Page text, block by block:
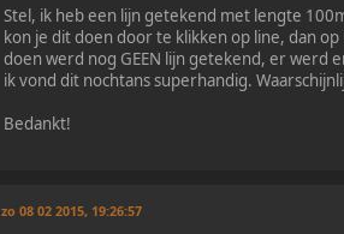
Stel, ik heb een lijn getekend met lengte
kon je dit doen door te klikken op line, dan
doen werd nog GEEN lijn getekend, er werd
ik vond dit nochtans superhandig.
Bedankt!
zo 08 02 2015, 19:26:57